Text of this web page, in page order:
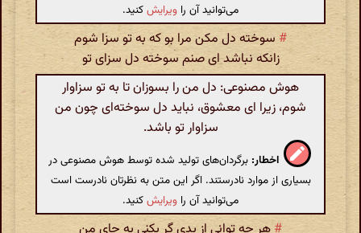
می‌توانید آن را ویرایشکنید.
# سوخته دل مکن مرا بو که به تو سزا شوم
زانکه نباشد ای صنم سوخته دل سزای تو
هوش مصنوعی: دل من را بسوزان تا به تو سزاوار
شوم، زیرا ای معشوق، نباید دل سوخته‌ای چون من
سزاوار تو باشد.
اخطار: برگردان‌های تولید شده توسط هوش مصنوعی در
بسیاری از موارد نادرستند. اگر این متن به نظرتان نادرست است
می‌توانید آن را ویرایشکنید.